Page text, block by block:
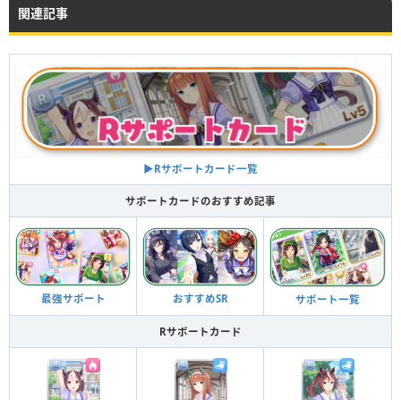
関連記事
▶︎Rサポートカード一覧
サポートカードのおすすめ記事
最強サポート おすすめSR サポート一覧
Rサポートカード